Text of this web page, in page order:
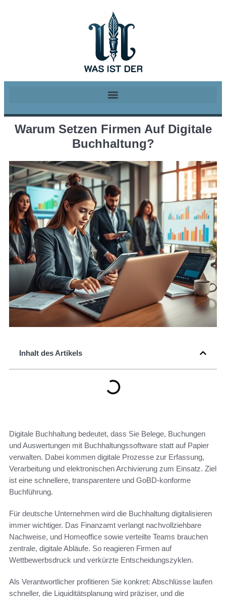
Warum Setzen Firmen Auf Digitale
Buchhaltung?
Inhalt des Artikels
Digitale Buchhaltung bedeutet, dass Sie Belege, Buchungen
und Auswertungen mit Buchhaltungssoftware statt auf Papier
verwalten. Dabei kommen digitale Prozesse zur Erfassung,
Verarbeitung und elektronischen Archivierung zum Einsatz. Ziel
ist eine schnellere, transparentere und GoBD-konforme
Buchführung.
Für deutsche Unternehmen wird die Buchhaltung digitalisieren
immer wichtiger. Das Finanzamt verlangt nachvollziehbare
Nachweise, und Homeoffice sowie verteilte Teams brauchen
zentrale, digitale Abläufe. So reagieren Firmen auf
Wettbewerbsdruck und verkürzte Entscheidungszyklen.
Als Verantwortlicher profitieren Sie konkret: Abschlüsse laufen
schneller, die Liquiditätsplanung wird präziser, und die